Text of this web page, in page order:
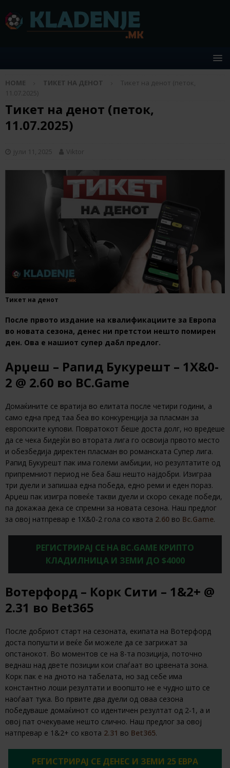
HOME ТИКЕТ НА ДЕНОТ
Тикет на денот (петок,
11.07.2025)
Тикет на денот (петок,
11.07.2025)
јули 11, 2025 Viktor
Тикет на денот
После првото издание на квалификациите за Европа
во новата сезона, денес ни претстои нешто помирен
ден. Ова е нашиот супер дабл предлог.
Арџеш – Рапид Букурешт – 1Х&0-
2 @ 2.60 во BC.Game
Домаќините се вратија во елитата после четири години, а
само една пред таа беа во конкуренција за пласман за
европските купови. Повратокот беше доста долг, но вредеше
да се чека бидејќи во втората лига го освоија првото место
и обезбедија директен пласман во романската Супер лига.
Рапид Букурешт пак има големи амбиции, но резултатите од
припремниот период не беа баш нешто најдобри. Изиграа
три дуели и запишаа една победа, едно реми и еден пораз.
Арџеш пак изигра повеќе такви дуели и скоро секаде победи,
па докажаа дека се спремни за новата сезона. Наш предлог
за овој натпревар е 1Х&0-2 гола со квота 2.60 во Bc.Game.
РЕГИСТРИРАЈ СЕ НА BC.GAME КРИПТО
КЛАДИЛНИЦА И ЗЕМИ ДО $4000
Вотерфорд – Корк Сити – 1&2+ @
2.31 во Bet365
После добриот старт на сезоната, екипата на Вотерфорд
доста попушти и веќе би можеле да се загрижат за
опстанокот. Во моментов се на 8-та позиција, поточно
веднаш над двете позиции кои спаѓаат во црвената зона.
Корк пак е на дното на табелата, но зад себе има
константно лоши резултати и воопшто не е чудно што се
наоѓаат тука. Во првите два дуели од оваа сезона
победуваше домаќинот со идентичен резултат од 2-1, а и
овој пат очекуваме нешто слично. Наш предлог за овој
натпревар е 1&2+ со квота 2.31 во Bet365.
РЕГИСТРИРАЈ СЕ ДЕНЕС И ЗЕМИ 25 ЕВРА